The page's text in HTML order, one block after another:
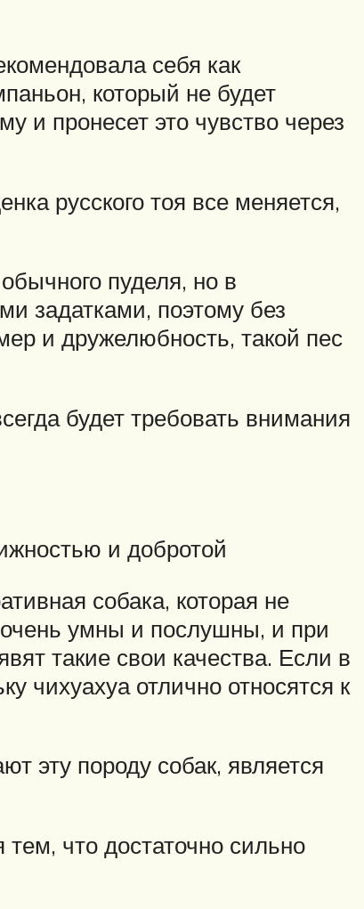
себя как
который не будет
и пронесет это чувство через
русского тоя все меняется,
пуделя, но в
задатками, поэтому без
и дружелюбность, такой пес
будет требовать внимания
и добротой
собака, которая не
умны и послушны, и при
такие свои качества. Если в
чихуахуа отлично относятся к
эту породу собак, является
что достаточно сильно